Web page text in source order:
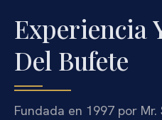
Experiencia
Del Bufete
Fundada en 1997 por